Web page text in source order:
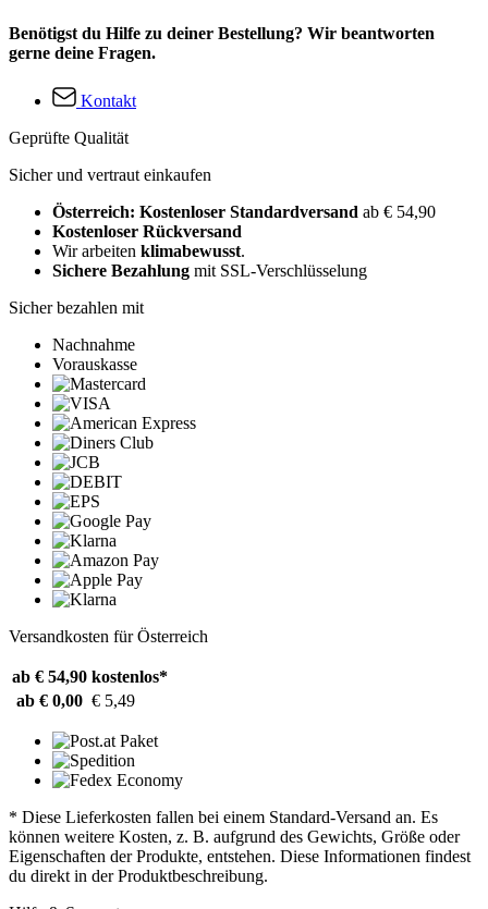
Benötigst du Hilfe zu deiner Bestellung? Wir beantworten
gerne deine Fragen.
Kontakt
Geprüfte Qualität
Sicher und vertraut einkaufen
Österreich: Kostenloser Standardversand ab € 54,90
Kostenloser Rückversand
Wir arbeiten klimabewusst.
Sichere Bezahlung mit SSL-Verschlüsselung
Sicher bezahlen mit
Nachnahme
Vorauskasse
Versandkosten für Österreich
ab € 54,90 kostenlos*
ab € 0,00 € 5,49
* Diese Lieferkosten fallen bei einem Standard-Versand an. Es
können weitere Kosten, z. B. aufgrund des Gewichts, Größe oder
Eigenschaften der Produkte, entstehen. Diese Informationen findest
du direkt in der Produktbeschreibung.